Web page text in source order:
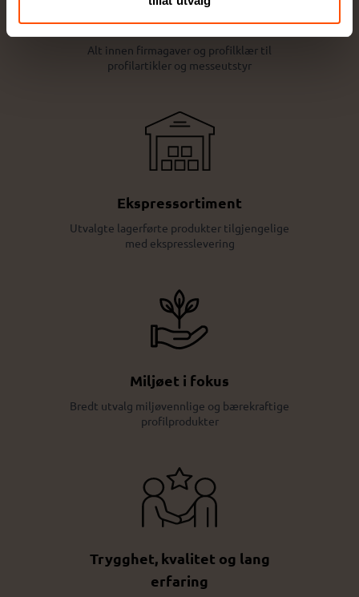
Stort utvalg kvalitetsprodukter
Alt innen firmagaver og profilklær til
profilartikler og messeutstyr
Ekspressortiment
Utvalgte lagerførte produkter tilgjengelige
med ekspresslevering
Miljøet i fokus
Bredt utvalg miljøvennlige og bærekraftige
profilprodukter
Trygghet, kvalitet og lang
erfaring